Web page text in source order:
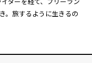
。旅するように生きるの